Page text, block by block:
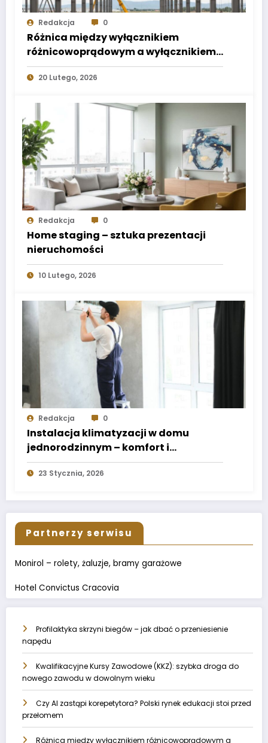
Redakcja 0
Różnica między wyłącznikiem
różnicowoprądowym a wyłącznikiem
nadprądowym
20 Lutego, 2026
Redakcja 0
Home staging – sztuka prezentacji
nieruchomości
10 Lutego, 2026
Redakcja 0
Instalacja klimatyzacji w domu
jednorodzinnym – komfort i
energooszczędność
23 Stycznia, 2026
Partnerzy serwisu
Monirol – rolety, żaluzje, bramy garażowe
Hotel Convictus Cracovia
Profilaktyka skrzyni biegów – jak dbać o przeniesienie
napędu
Kwalifikacyjne Kursy Zawodowe (KKZ): szybka droga do
nowego zawodu w dowolnym wieku
Czy AI zastąpi korepetytora? Polski rynek edukacji stoi przed
przełomem
Różnica między wyłącznikiem różnicowoprądowym a